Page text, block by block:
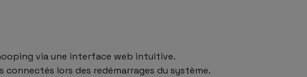
via une interface web intuitive.
lors des redémarrages du système.